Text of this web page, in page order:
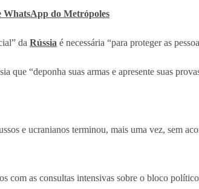
WhatsApp do Metrópoles
da Rússia é necessária “para proteger as
que “deponha suas armas e apresente suas
e ucranianos terminou, mais uma vez, sem
com as consultas intensivas sobre o bloco